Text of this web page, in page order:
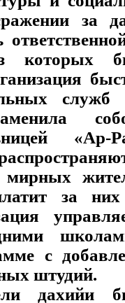
за
которых
«Ар-
мирных
за
с
штудий.
дахийи